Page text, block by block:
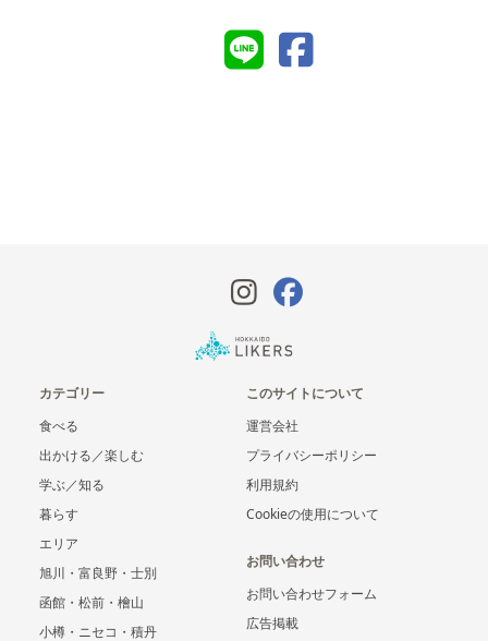
カテゴリー
食べる
出かける／楽しむ
学ぶ／知る
暮らす
エリア
旭川・富良野・士別
函館・松前・檜山
小樽・ニセコ・積丹
このサイトについて
運営会社
プライバシーポリシー
利用規約
Cookieの使用について
お問い合わせ
お問い合わせフォーム
広告掲載